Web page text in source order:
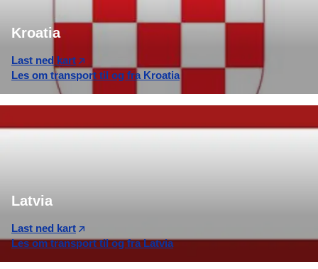
Kroatia
Last ned kart
Les om transport til og fra Kroatia
Latvia
Last ned kart
Les om transport til og fra Latvia